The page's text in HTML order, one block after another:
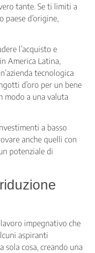
tante. Se ti limiti a
d’origine,
l’acquisto e
America Latina,
tecnologica
d’oro per un bene
modo a una valuta
a basso
anche quelli con
potenziale di
impegnativo che
aspiranti
cosa, creando una